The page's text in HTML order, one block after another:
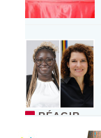
RÉAGIR